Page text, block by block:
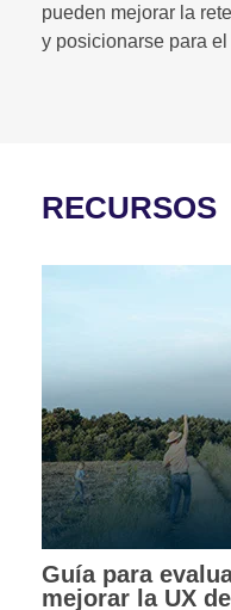
pueden mejorar la
y posicionarse para
RECURSOS
Guía para
mejorar la UX